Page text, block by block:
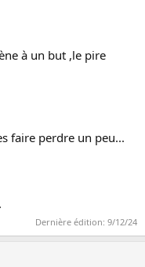
à un but ,le pire
faire perdre un peu...
Dernière édition: 9/12/24